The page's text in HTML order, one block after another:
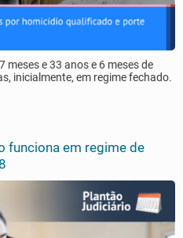
meses e 33 anos e 6 meses de
inicialmente, em regime fechado.
funciona em regime de